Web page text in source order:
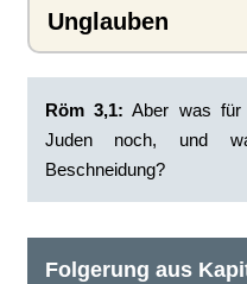
Unglauben
Röm 3,1: ‭Aber was für
Juden noch, und
Beschneidung?‭
Folgerung aus